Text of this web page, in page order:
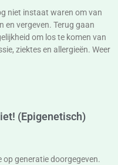
niet instaat waren om van
en vergeven. Terug gaan
om los te komen van
ziektes en allergieën. Weer
(Epigenetisch)
generatie doorgegeven.